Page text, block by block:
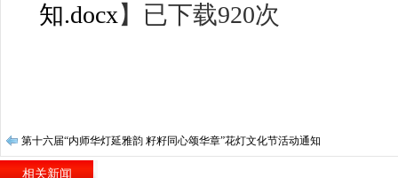
知.docx】已下载920次
第十六届“内师华灯延雅韵 籽籽同心颂华章”花灯文化节活动通知​
相关新闻